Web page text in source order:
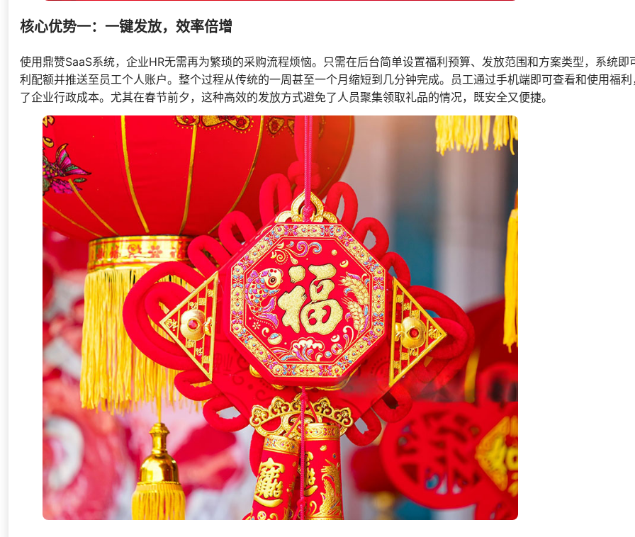
核心优势一：一键发放，效率倍增
使用鼎赞SaaS系统，企业HR无需再为繁琐的采购流程烦恼。只需在后台简单设置福利预算、发放范围和方案类型，系统即
利配额并推送至员工个人账户。整个过程从传统的一周甚至一个月缩短到几分钟完成。员工通过手机端即可查看和使用福
了企业行政成本。尤其在春节前夕，这种高效的发放方式避免了人员聚集领取礼品的情况，既安全又便捷。